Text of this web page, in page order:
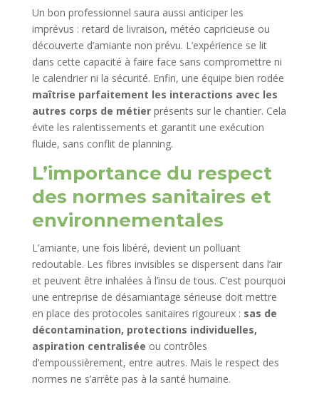
Un bon professionnel saura aussi anticiper les
imprévus : retard de livraison, météo capricieuse ou
découverte d’amiante non prévu. L’expérience se lit
dans cette capacité à faire face sans compromettre ni
le calendrier ni la sécurité. Enfin, une équipe bien rodée
maîtrise parfaitement les interactions avec les
autres corps de métierprésents sur le chantier. Cela
évite les ralentissements et garantit une exécution
fluide, sans conflit de planning.
L’importance du respect
des normes sanitaires et
environnementales
L’amiante, une fois libéré, devient un polluant
redoutable. Les fibres invisibles se dispersent dans l’air
et peuvent être inhalées à l’insu de tous. C’est pourquoi
une entreprise de désamiantage sérieuse doit mettre
en place des protocoles sanitaires rigoureux : sas de
décontamination, protections individuelles,
aspiration centralisée ou contrôles
d’empoussièrement, entre autres. Mais le respect des
normes ne s’arrête pas à la santé humaine.